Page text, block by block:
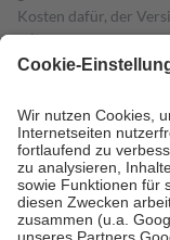
Kosten dafür, der
mit.
Grundsätzlich leisten
höchstens zehn Euro.
Kosten der Leistung
Diese Regeln gelten
Bei Heilmitteln und
Zuzahlung zehn
Verordnung.